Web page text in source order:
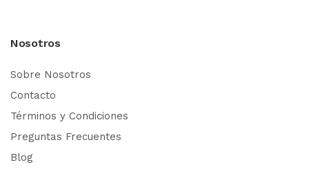
Nosotros
Sobre Nosotros
Contacto
Términos y Condiciones
Preguntas Frecuentes
Blog